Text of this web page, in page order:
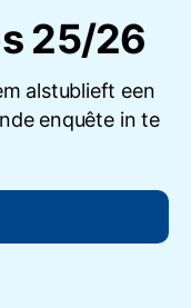
25/26
alstublieft een
enquête in te